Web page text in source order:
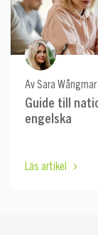
Av Sara Wångmar
Guide till
engelska
Läs artikel